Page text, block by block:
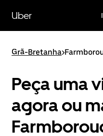
para
conteúdo
Uber
Grã-Bretanha>
Peça uma
agora ou